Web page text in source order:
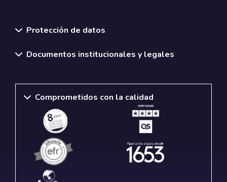
Protección de datos
Documentos institucionales y legales
Comprometidos con la calidad